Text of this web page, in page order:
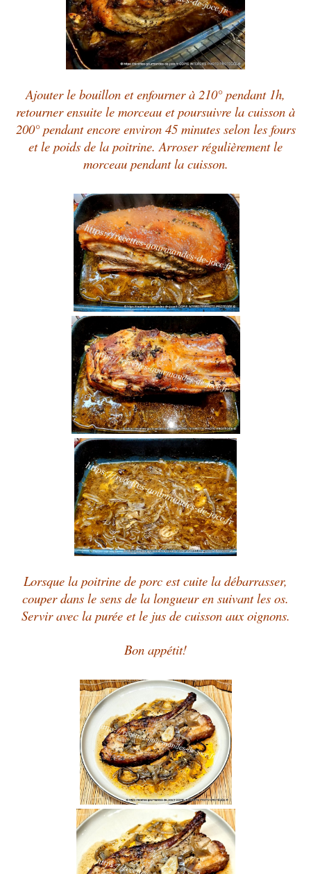
Ajouter le bouillon et enfourner à 210° pendant 1h,
retourner ensuite le morceau et poursuivre la cuisson à
200° pendant encore environ 45 minutes selon les fours
et le poids de la poitrine. Arroser régulièrement le
morceau pendant la cuisson.
Lorsque la poitrine de porc est cuite la débarrasser,
couper dans le sens de la longueur en suivant les os.
Servir avec la purée et le jus de cuisson aux oignons.
Bon appétit!